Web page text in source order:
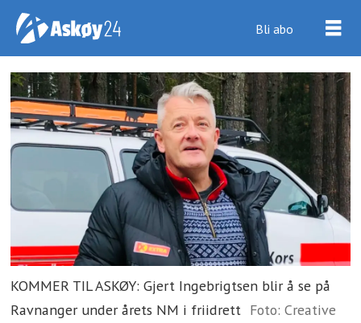
Bli abo
KOMMER TIL ASKØY: Gjert Ingebrigtsen blir å se på
Ravnanger under årets NM i friidrett Foto: Creative